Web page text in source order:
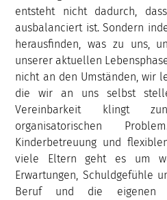
entsteht nicht dadurch,
ausbalanciert ist. Sondern
herausfinden, was zu uns,
unserer aktuellen
nicht an den Umständen, wir
die wir an uns selbst
Vereinbarkeit klingt
organisatorischen
Kinderbetreuung und
viele Eltern geht es um
Erwartungen, Schuldgefühle
Beruf und die eigenen